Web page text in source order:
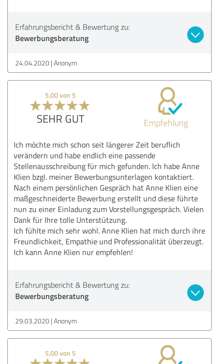
Erfahrungsbericht & Bewertung zu:
Bewerbungsberatung
24.04.2020 Anonym
5,00 von 5
SEHR GUT Empfehlung
Ich möchte mich schon seit längerer Zeit beruflich
verändern und habe endlich eine passende
Stellenausschreibung für mich gefunden. Ich habe Anne
Klien bzgl. meiner Bewerbungsunterlagen kontaktiert.
Nach einem persönlichen Gespräch hat Anne Klien eine
maßgeschneiderte Bewerbung erstellt und diese führte
nun zu einer Einladung zum Vorstellungsgespräch. Vielen
Dank für Ihre tolle Unterstützung.
Ich fühlte mich sehr wohl. Anne Klien hat mich durch ihre
Freundlichkeit, Empathie und Professionalität überzeugt.
Ich kann Anne Klien nur empfehlen!
Erfahrungsbericht & Bewertung zu:
Bewerbungsberatung
29.03.2020 Anonym
5,00 von 5